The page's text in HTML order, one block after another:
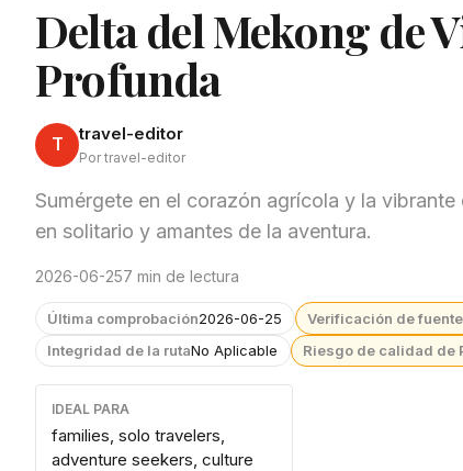
Delta del Mekong de
Profunda
T travel-editor
Por travel-editor
Sumérgete en el corazón agrícola y la
en solitario y amantes de la aventura.
2026-06-257 min de lectura
Última comprobación2026-06-25 Verificación de
Integridad de la rutaNo Aplicable Riesgo de calidad de
IDEAL PARA
families, solo travelers,
adventure seekers, culture